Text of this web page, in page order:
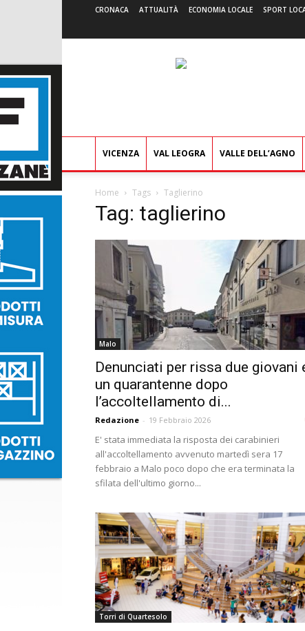
CRONACA ATTUALITÀ ECONOMIA LOCALE SPORT
VICENZA VAL LEOGRA VALLE DELL’AGNO
Home Tags Taglierino
Tag: taglierino
Malo
Denunciati per rissa due giovani
un quarantenne dopo
l’accoltellamento di...
Redazione - 19 Febbraio 2026
E' stata immediata la risposta dei carabinieri
all'accoltellamento avvenuto martedì sera 17
febbraio a Malo poco dopo che era terminata la
sfilata dell'ultimo giorno...
Torri di Quartesolo